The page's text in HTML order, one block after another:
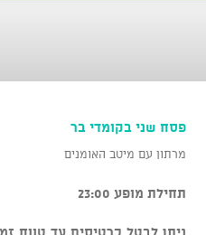
פסח שני בקומדי בר
מרתון עם מיטב האומנים
תחילת מופע 23:00